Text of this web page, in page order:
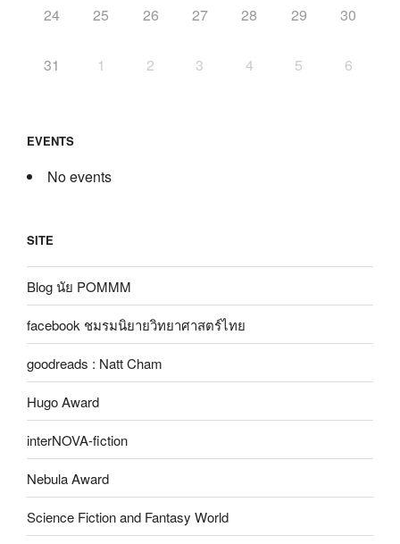
24 25 26 27 28 29 30
31 1 2 3 4 5 6
EVENTS
No events
SITE
Blog นัย POMMM
facebook ชมรมนิยายวิทยาศาสตร์ไทย
goodreads : Natt Cham
Hugo Award
interNOVA-fiction
Nebula Award
Science Fiction and Fantasy World